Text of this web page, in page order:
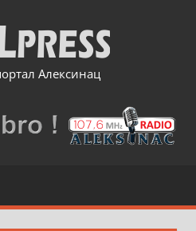
Алексинац